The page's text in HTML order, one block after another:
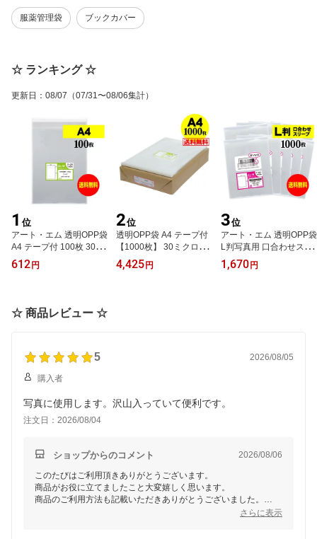
服薬管理袋 ブックカバー
☆ ランキング ☆
更新日 ： 08/07 （07/31〜08/06集計）
1 位
アート・エム 透明OPP袋
A4 テープ付 100枚 30ミ
クロン厚(標準) 225x310
+40mm 国産 送料無料 A
612 円
2位
透明OPP袋 A4 テープ付
【1000枚】 30ミクロン
厚（標準） 225x310+40
mm 国産 お徳用 フリマ
4,425 円
3位
アート・エム 透明OPP袋
L判写真用 口合わせスリ
ーブ 1000枚 30ミクロン
厚(標準) 91x130mm 国産
1,670 円
☆ 商品レビュー ☆
5 2026/08/05
購入者
注文日：2026/08/04
ショップからのコメント 2026/08/06
このたびはご利用頂きありがとうございます。
商品がお役に立てましたこと大変嬉しく思います。
商品のご利用方法も記載いただきありがとうございました。
さらに表示